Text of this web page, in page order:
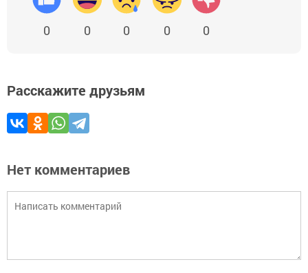
0 0 0 0 0
Расскажите друзьям
Нет комментариев